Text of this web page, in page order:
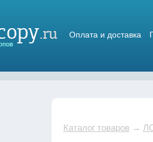
Оплата и доставка
Каталог товаров →